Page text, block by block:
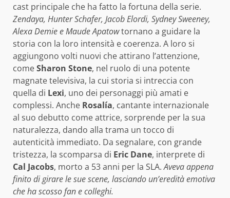
cast principale che ha fatto la fortuna della serie.
Zendaya, Hunter Schafer, Jacob Elordi, Sydney Sweeney,
Alexa Demie e Maude Apatowtornano a guidare la
storia con la loro intensità e coerenza. A loro si
aggiungono volti nuovi che attirano l’attenzione,
comeSharon Stone, nel ruolo di una potente
magnate televisiva, la cui storia si intreccia con
quella di Lexi, uno dei personaggi più amati e
complessi. Anche Rosalía, cantante internazionale
al suo debutto come attrice, sorprende per la sua
naturalezza, dando alla trama un tocco di
autenticità immediato. Da segnalare, con grande
tristezza, la scomparsa di Eric Dane, interprete di
Cal Jacobs, morto a 53 anni per la SLA.Aveva appena
finito di girare le sue scene, lasciando un’eredità emotiva
che ha scosso fan e colleghi.